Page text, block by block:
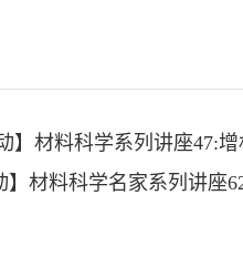
】材料科学系列讲座47:
】材料科学名家系列讲